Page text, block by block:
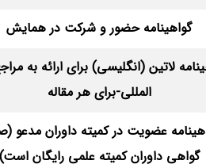
گواهینامه حضور و شرکت در همایش
لاتین (انگلیسی) برای ارائه به
المللی-برای هر مقاله
عضویت در کمیته داوران مدعو
گواهی داوران کمیته علمی رایگان است)